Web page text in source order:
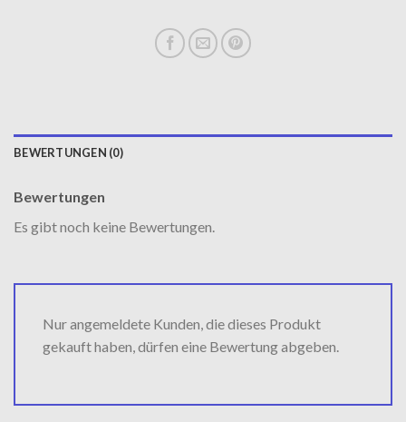
BEWERTUNGEN (0)
Bewertungen
Es gibt noch keine Bewertungen.
Nur angemeldete Kunden, die dieses Produkt
gekauft haben, dürfen eine Bewertung abgeben.